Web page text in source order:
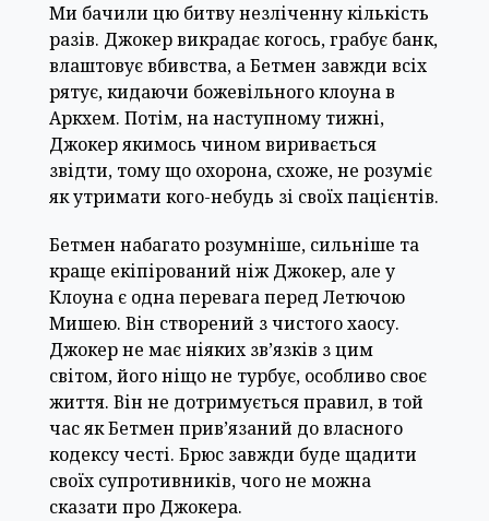
Ми бачили цю битву незліченну кількість
разів. Джокер викрадає когось, грабує банк,
влаштовує вбивства, а Бетмен завжди всіх
рятує, кидаючи божевільного клоуна в
Аркхем. Потім, на наступному тижні,
Джокер якимось чином виривається
звідти, тому що охорона, схоже, не розуміє
як утримати кого-небудь зі своїх пацієнтів.
Бетмен набагато розумніше, сильніше та
краще екіпірований ніж Джокер, але у
Клоуна є одна перевага перед Летючою
Мишею. Він створений з чистого хаосу.
Джокер не має ніяких зв’язків з цим
світом, його ніщо не турбує, особливо своє
життя. Він не дотримується правил, в той
час як Бетмен прив’язаний до власного
кодексу честі. Брюс завжди буде щадити
своїх супротивників, чого не можна
сказати про Джокера.